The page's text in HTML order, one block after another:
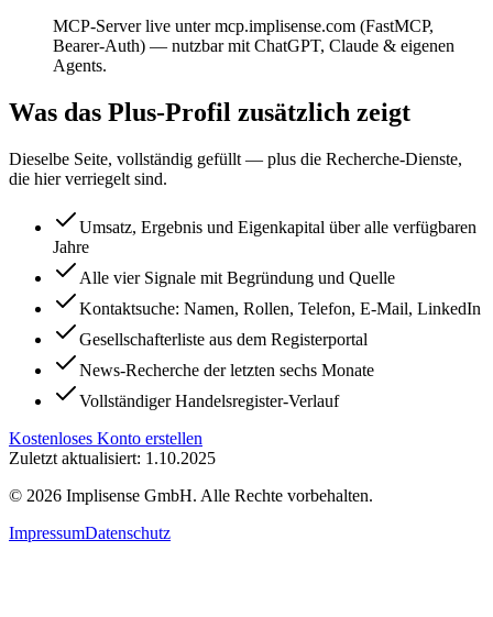
MCP-Server live unter mcp.implisense.com (FastMCP,
Bearer-Auth) — nutzbar mit ChatGPT, Claude & eigenen
Agents.
Was das Plus-Profil zusätzlich zeigt
Dieselbe Seite, vollständig gefüllt — plus die Recherche-Dienste,
die hier verriegelt sind.
Umsatz, Ergebnis und Eigenkapital über alle verfügbaren
Jahre
Alle vier Signale mit Begründung und Quelle
Kontaktsuche: Namen, Rollen, Telefon, E-Mail, LinkedIn
Gesellschafterliste aus dem Registerportal
News-Recherche der letzten sechs Monate
Vollständiger Handelsregister-Verlauf
Kostenloses Konto erstellen
Zuletzt aktualisiert: 1.10.2025
© 2026 Implisense GmbH. Alle Rechte vorbehalten.
ImpressumDatenschutz